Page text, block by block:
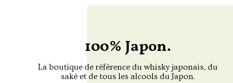
100% Japon.
La boutique de référence du whisky japonais, du
saké et de tous les alcools du Japon.